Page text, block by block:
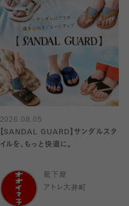
2026.08.05
【SANDAL GUARD】サンダルスタ
イルを、もっと快適に。
靴下屋
アトレ大井町